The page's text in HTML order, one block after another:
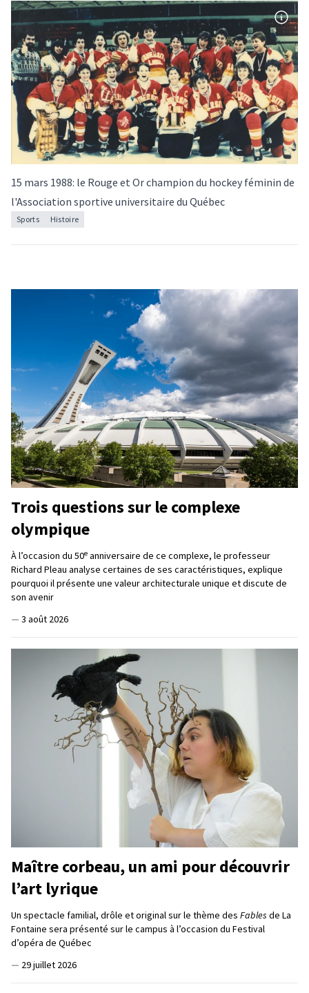
15 mars 1988: le Rouge et Or champion du hockey féminin de
l'Association sportive universitaire du Québec
Sports Histoire
Trois questions sur le complexe
olympique
À l’occasion du 50e anniversaire de ce complexe, le professeur
Richard Pleau analyse certaines de ses caractéristiques, explique
pourquoi il présente une valeur architecturale unique et discute de
son avenir
— 3 août 2026
Maître corbeau, un ami pour découvrir
l’art lyrique
Un spectacle familial, drôle et original sur le thème des Fables de La
Fontaine sera présenté sur le campus à l’occasion du Festival
d’opéra de Québec
— 29 juillet 2026